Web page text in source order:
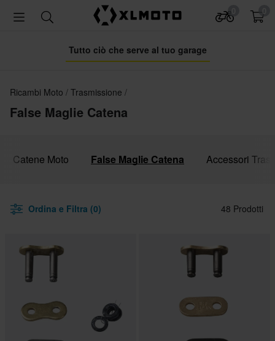
Tutto ciò che serve al tuo garage
Ricambi Moto Trasmissione
False Maglie Catena
Catene Moto False Maglie Catena Accessori
Ordina e Filtra (0) 48 Prodotti